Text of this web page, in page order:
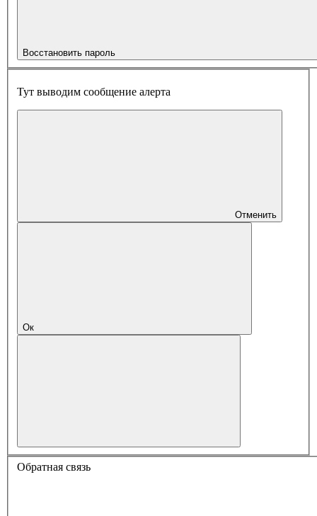
Восстановить пароль
Тут выводим сообщение алерта
Отменить
Ок
Обратная связь